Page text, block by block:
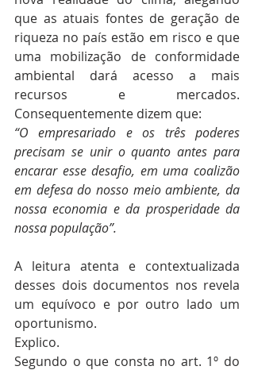
que as atuais fontes de geração de
riqueza no país estão em risco e que
uma mobilização de conformidade
ambiental dará acesso a mais
recursos e mercados.
Consequentemente dizem que:
“O empresariado e os três poderes
precisam se unir o quanto antes para
encarar esse desafio, em uma coalizão
em defesa do nosso meio ambiente, da
nossa economia e da prosperidade da
nossa população”.
A leitura atenta e contextualizada
desses dois documentos nos revela
um equívoco e por outro lado um
oportunismo.
Explico.